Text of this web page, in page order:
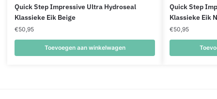
Quick Step Impressive Ultra Hydroseal
Klassieke Eik Beige
€50,95
Toevoegen aan winkelwagen
Quick Step
Klassieke Eik
€50,95